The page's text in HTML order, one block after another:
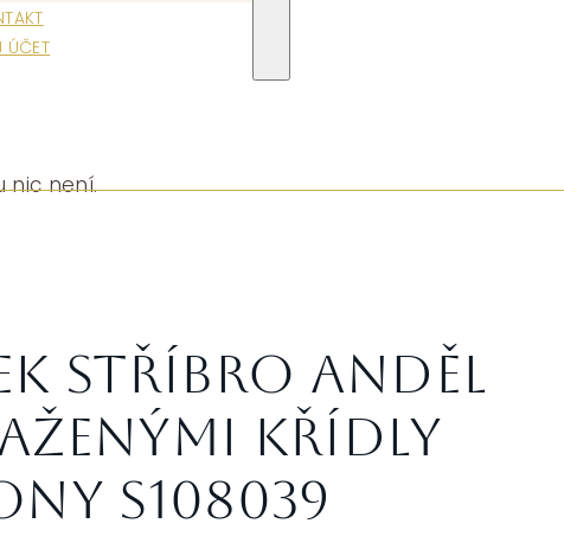
ÚČET
nic není.
stříbro anděl
křídly
S108039